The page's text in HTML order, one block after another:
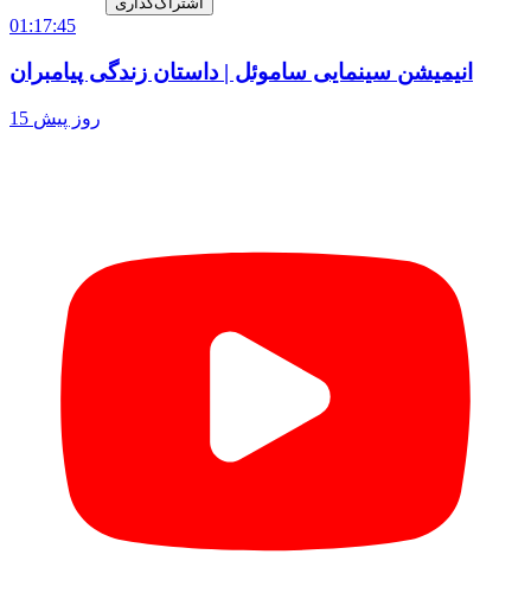
01:17:45
انیمیشن سینمایی ساموئل | داستان زندگی پیامبران
15 روز پیش